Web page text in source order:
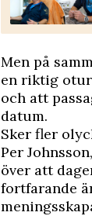
Men på
en riktig
och att
datum.
Sker fler
Per
över att
fortfarande